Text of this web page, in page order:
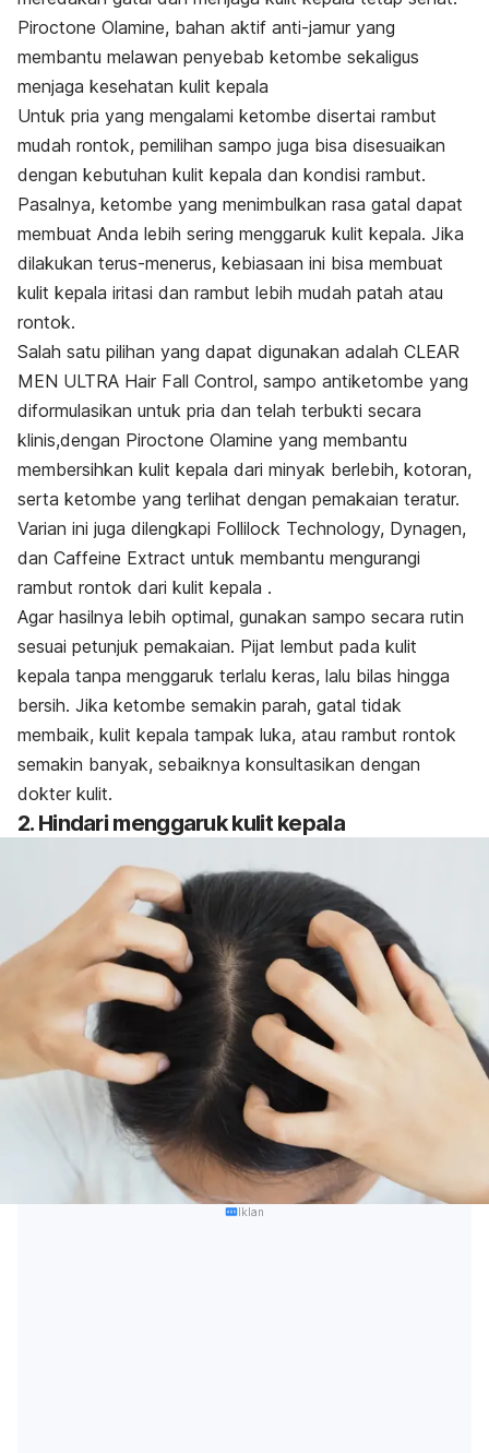
Piroctone Olamine, bahan aktif anti-jamur yang
membantu melawan penyebab ketombe sekaligus
menjaga kesehatan kulit kepala
Untuk pria yang mengalami ketombe disertai rambut
mudah rontok, pemilihan sampo juga bisa disesuaikan
dengan kebutuhan kulit kepala dan kondisi rambut.
Pasalnya, ketombe yang menimbulkan rasa gatal dapat
membuat Anda lebih sering menggaruk kulit kepala. Jika
dilakukan terus-menerus, kebiasaan ini bisa membuat
kulit kepala iritasi dan rambut lebih mudah patah atau
rontok.
Salah satu pilihan yang dapat digunakan adalah CLEAR
MEN ULTRA Hair Fall Control, sampo antiketombe yang
diformulasikan untuk pria dan telah terbukti secara
klinis,dengan Piroctone Olamine yang membantu
membersihkan kulit kepala dari minyak berlebih, kotoran,
serta ketombe yang terlihat dengan pemakaian teratur.
Varian ini juga dilengkapi Follilock Technology, Dynagen,
dan Caffeine Extract untuk membantu mengurangi
rambut rontok dari kulit kepala .
Agar hasilnya lebih optimal, gunakan sampo secara rutin
sesuai petunjuk pemakaian. Pijat lembut pada kulit
kepala tanpa menggaruk terlalu keras, lalu bilas hingga
bersih. Jika ketombe semakin parah, gatal tidak
membaik, kulit kepala tampak luka, atau rambut rontok
semakin banyak, sebaiknya konsultasikan dengan
dokter kulit.
2. Hindari menggaruk kulit kepala
Iklan